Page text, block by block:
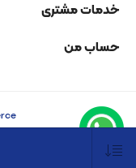
خدمات مشتری
حساب من